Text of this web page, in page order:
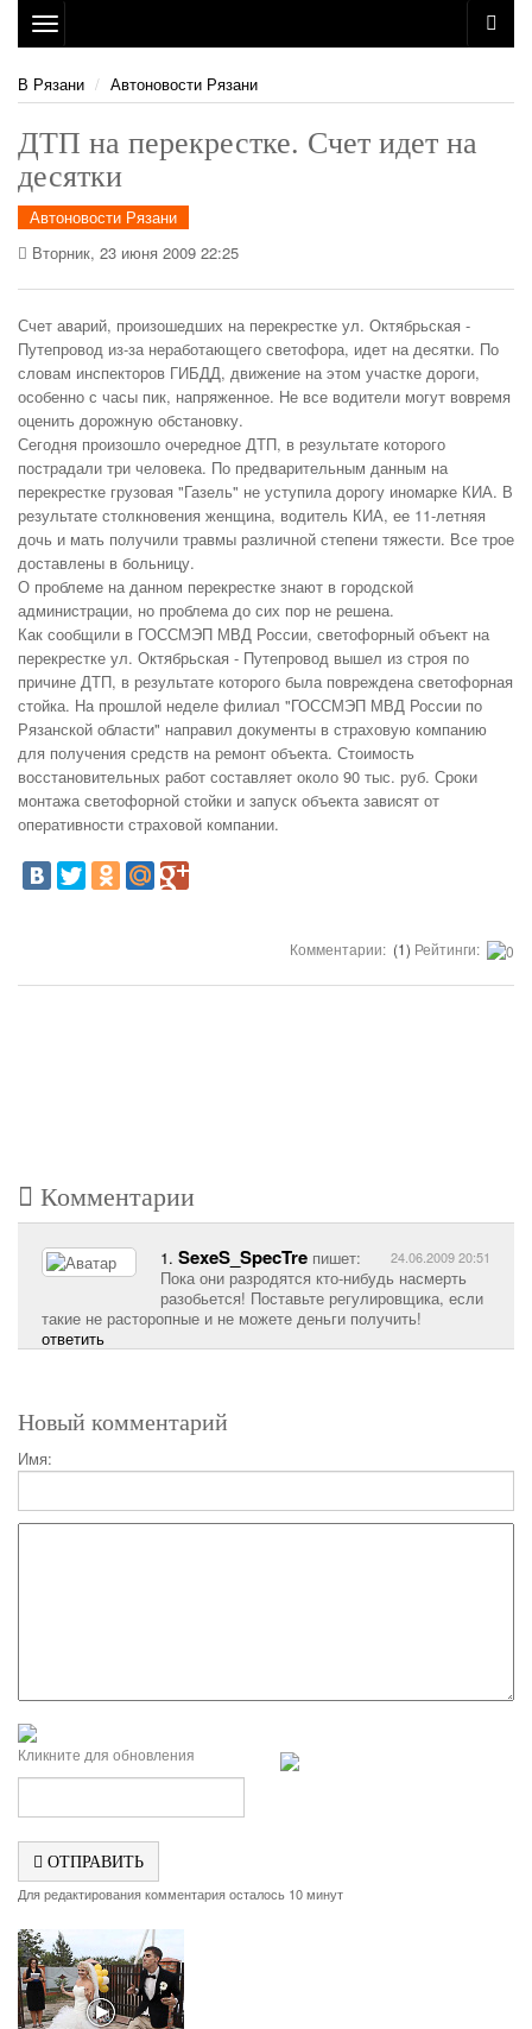
Toggle
navigation
В Рязани
Автоновости Рязани
ДТП на перекрестке. Счет идет на
десятки
Автоновости Рязани
Вторник, 23 июня 2009 22:25
Счет аварий, произошедших на перекрестке ул. Октябрьская -
Путепровод из-за неработающего светофора, идет на десятки. По
словам инспекторов ГИБДД, движение на этом участке дороги,
особенно с часы пик, напряженное. Не все водители могут вовремя
оценить дорожную обстановку.
Сегодня произошло очередное ДТП, в результате которого
пострадали три человека. По предварительным данным на
перекрестке грузовая "Газель" не уступила дорогу иномарке КИА. В
результате столкновения женщина, водитель КИА, ее 11-летняя
дочь и мать получили травмы различной степени тяжести. Все трое
доставлены в больницу.
О проблеме на данном перекрестке знают в городской
администрации, но проблема до сих пор не решена.
Как сообщили в ГОССМЭП МВД России, светофорный объект на
перекрестке ул. Октябрьская - Путепровод вышел из строя по
причине ДТП, в результате которого была повреждена светофорная
стойка. На прошлой неделе филиал "ГОССМЭП МВД России по
Рязанской области" направил документы в страховую компанию
для получения средств на ремонт объекта. Стоимость
восстановительных работ составляет около 90 тыс. руб. Сроки
монтажа светофорной стойки и запуск объекта зависят от
оперативности страховой компании.
Комментарии: (1) Рейтинги:
Комментарии
24.06.2009 20:51
1. SexeS_SpecTre пишет:
Пока они разродятся кто-нибудь насмерть
разобьется! Поставьте регулировщика, если
такие не расторопные и не можете деньги получить!
ответить
Новый комментарий
Имя:
Кликните для обновления
ОТПРАВИТЬ
Для редактирования комментария осталось 10 минут